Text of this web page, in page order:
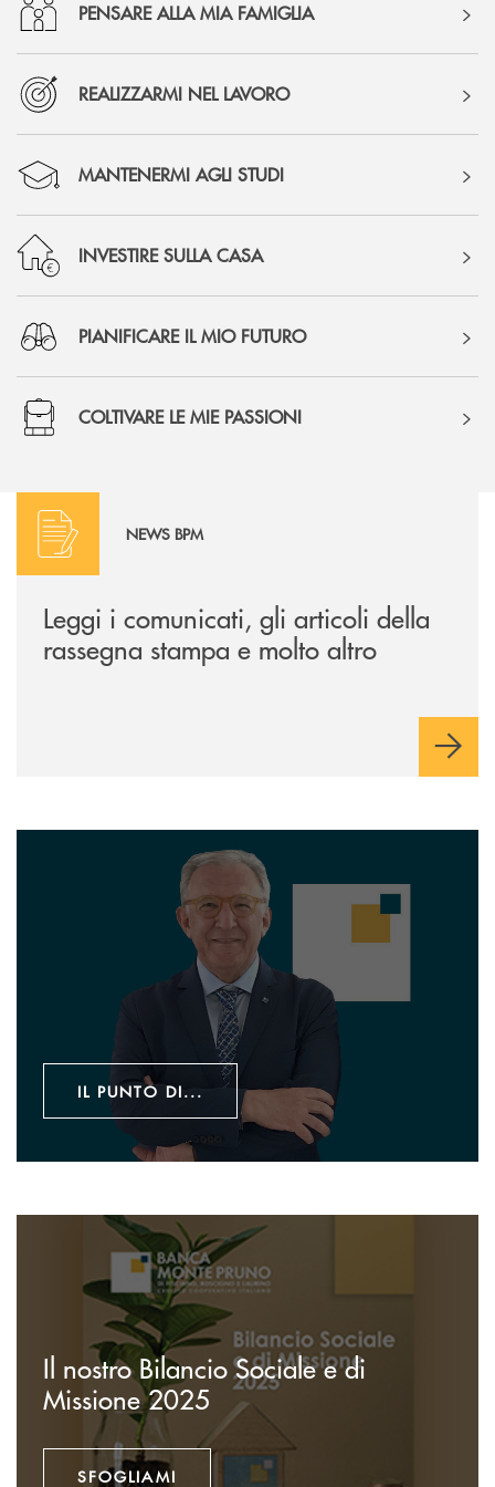
PENSARE ALLA MIA FAMIGLIA
REALIZZARMI NEL LAVORO
MANTENERMI AGLI STUDI
INVESTIRE SULLA CASA
PIANIFICARE IL MIO FUTURO
COLTIVARE LE MIE PASSIONI
NEWS BPM
Leggi i comunicati, gli articoli della
rassegna stampa e molto altro
IL PUNTO DI...
Il nostro Bilancio Sociale e di
Missione 2025
SFOGLIAMI